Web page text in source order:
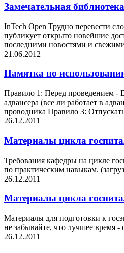
Замечательная
InTech Open Трудно перевести
публикует открыто новейшие
последними новостями и
21.06.2012
Памятка по
Правило 1: Перед проведением -
адвансера (все ли работает в
проводника Правило 3:
26.12.2011
Материалы цикла
Требования кафедры на цикле
по практическим навыкам.
26.12.2011
Материалы цикла
Материалы для подготовки к
не забывайте, что лучшее время -
26.12.2011